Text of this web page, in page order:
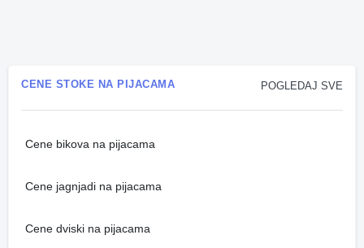
POGLEDAJ SVE
CENE STOKE NA PIJACAMA
Cene bikova na pijacama
Cene jagnjadi na pijacama
Cene dviski na pijacama